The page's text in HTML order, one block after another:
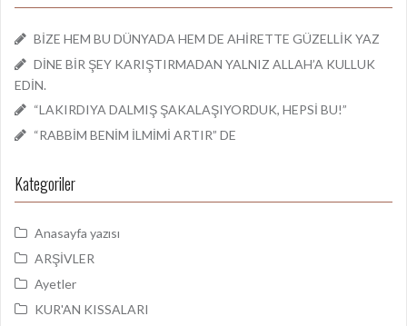
BİZE HEM BU DÜNYADA HEM DE AHİRETTE GÜZELLİK YAZ
DİNE BİR ŞEY KARIŞTIRMADAN YALNIZ ALLAH’A KULLUK
EDİN.
“LAKIRDIYA DALMIŞ ŞAKALAŞIYORDUK, HEPSİ BU!”
“RABBİM BENİM İLMİMİ ARTIR” DE
Kategoriler
Anasayfa yazısı
ARŞİVLER
Ayetler
KUR'AN KISSALARI